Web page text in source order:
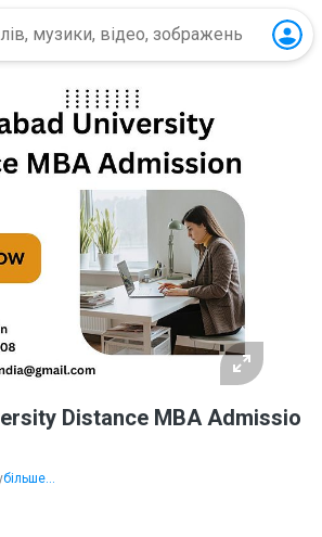
Distance MBA Admissio
більше...